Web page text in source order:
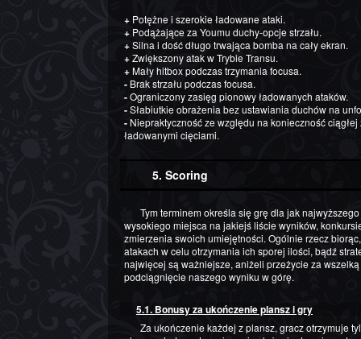
+ Potężne i szerokie ładowane ataki.
+ Podążające za Youmu duchy-opcje strzału.
+Silna i dość długo trwająca bomba na cały ekran.
+Zwiększony atak w Trybie Transu.
+Mały hitbox podczas trzymania focusa.
- Brak strzału podczas focusa.
-Ograniczony zasięg pionowy ładowanych ataków.
-Słabiutkie obrażenia bez ustawiania duchów na
- Niepraktyczność ze względu na konieczność
ładowanymi cięciami.
5. Scoring
Tym terminem określa się grę dla jak najwyższego wyniku punktowego w celu otrzymania
wysokiego miejsca na jakiejś liście wyników,
zmierzenia swoich umiejętności. Ogólnie rzecz
atakach w celu otrzymania ich sporej ilości, bądź
najwięcej są ważniejsze, aniżeli przeżycie za
podciągnięcie naszego wyniku w górę.
5.1. Bonusy za ukończenie plansz i gry
Za ukończenie każdej z plansz, gracz otrzymuje tyle milionów punktów, ile wynosi numer danej